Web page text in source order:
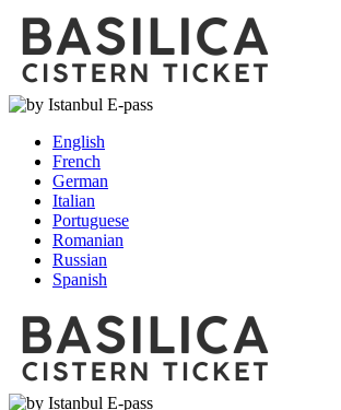
English
French
German
Italian
Portuguese
Romanian
Russian
Spanish